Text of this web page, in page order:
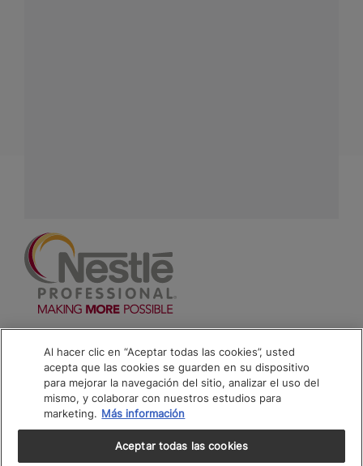
Aviso de Cookies
Politica De Privacidad NESTLÉ
Mapa del Sitio
Al hacer clic en “Aceptar todas las cookies”, usted
acepta que las cookies se guarden en su dispositivo
para mejorar la navegación del sitio, analizar el uso del
mismo, y colaborar con nuestros estudios para
marketing. Más información
Aceptar todas las cookies